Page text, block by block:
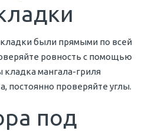
были прямыми по всей
ровность с помощью
кладка мангала-гриля
постоянно проверяйте углы.
под